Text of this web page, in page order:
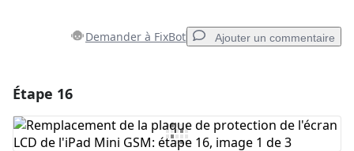
Demander à FixBot Ajouter un commentaire
Ajouter un commentaire
Étape 16